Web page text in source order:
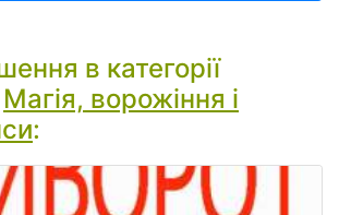
в категорії
Магія, ворожіння і
: